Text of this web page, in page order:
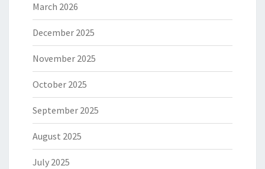
March 2026
December 2025
November 2025
October 2025
September 2025
August 2025
July 2025